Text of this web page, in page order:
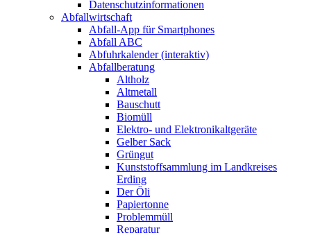
Datenschutzinformationen
Abfallwirtschaft
Abfall-App für Smartphones
Abfall ABC
Abfuhrkalender (interaktiv)
Abfallberatung
Altholz
Altmetall
Bauschutt
Biomüll
Elektro- und Elektronikaltgeräte
Gelber Sack
Grüngut
Kunststoffsammlung im Landkreises
Erding
Der Öli
Papiertonne
Problemmüll
Reparatur